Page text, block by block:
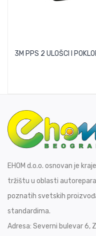
3M PPS 2 ULOŠCI I
EHOM d.o.o. osnovan je
tržištu u oblasti
poznatih svetskih
standardima.
Adresa: Severni bulevar 6,